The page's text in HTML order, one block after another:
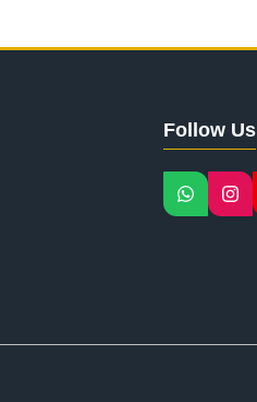
Follow Us